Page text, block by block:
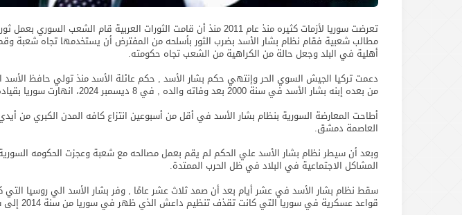
تعرضت سوريا لأزمات كثيره منذ عام 2011 منذ أن قامت الثورات العربية قام
مطالب شعبية فقام نظام بشار الأسد بضرب الثور بأسلحه من المفترض أن يستخدمها تجاه شعبة
أهلية في البلد وجعل حالة من الكراهية من الشعب تجاه حكومته.
من بعده إبنه بشار الأسد في سنة 2000 بعد وفاته والده , في 8 ديسمبر 2024، انهارت سوريا بقيادة بشار الأسد.
أطاحت المعارضة السورية بنظام بشار الأسد في أقل من أسبوعين انتزاع كافه المدن الكبري من
العاصمة دمشق.
وبعد أن سيطر نظام بشار الأسد علي الحكم لم يقم بعمل مصالحه مع شعبة وعجزت الحكومه السورية
المشاكل الاجتماعية في البلاد في ظل الحرب الممتدة.
سقط نظام بشار الأسد في عشر أيام بعد أن صمد ثلاث عشر عامًا , وفر بشار الأسد الي روسيا التي
قواعد عسكرية في سوريا التي كانت تقذف تنظيم داعش الذي ظهر في سوريا من سنة 2014 إلى سنة 2017.